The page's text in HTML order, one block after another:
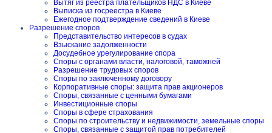
Вытяг из реестра плательщиков НДС в Киеве
Выписка из госреестра в Киеве
Ежегодное подтверждение сведений в Киеве
Разрешение споров
Представительство интересов в судах
Взыскание задолженности
Досудебное урегулирование спора
Споры с органами власти, налоговой, таможней
Разрешение трудовых споров
Споры по заключенному договору
Корпоративные споры: защита прав акционеров
Споры, связанные с ценными бумагами
Инвестиционные споры
Споры в сфере страхования
Споры по строительству и недвижимости, земельные споры
Споры, связанные с защитой прав потребителей